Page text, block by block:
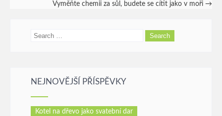
Vyměňte chemii za sůl, budete se cítit jako v moři →
NEJNOVĚJŠÍ PŘÍSPĚVKY
Kotel na dřevo jako svatební dar